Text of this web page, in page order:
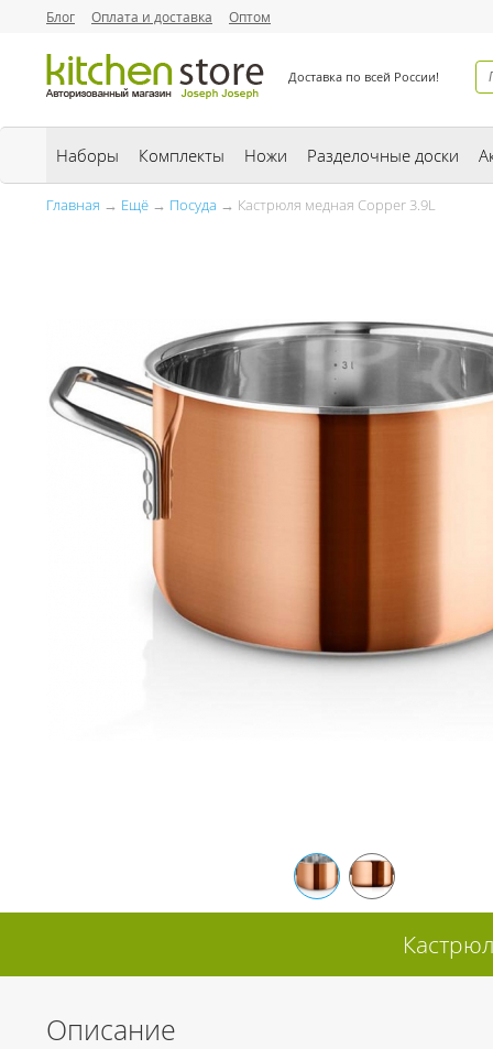
Блог Оплата и доставка Оптом
Доставка по всей России!
Наборы Комплекты Ножи Разделочные доски
Главная → Ещё → Посуда → Кастрюля медная Copper 3.9L
Описание